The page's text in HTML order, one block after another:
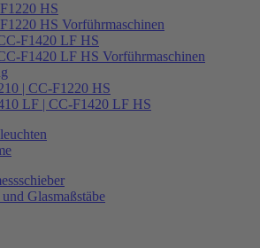
HS
HS Vorführmaschinen
F1420 LF HS
F1420 LF HS Vorführmaschinen
| CC-F1220 HS
LF | CC-F1420 LF HS
Glasmaßstäbe